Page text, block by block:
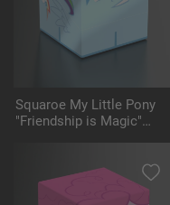
Squaroe My Little Pony
"Friendship is Magic"